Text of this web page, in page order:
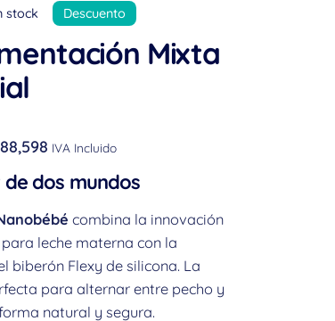
stock Descuento
Mixta
IVA Incluido
dos mundos
combina la innovación
leche materna con la
biberón Flexy de silicona. La
para alternar entre pecho y
natural y segura.